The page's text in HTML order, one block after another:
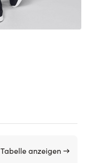
Tabelle anzeigen →